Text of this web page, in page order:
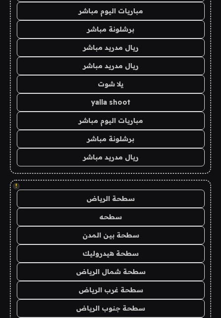
مباريات اليوم مباشر
برشلونة مباشر
ريال مدريد مباشر
ريال مدريد مباشر
يلا شوت
yalla shoot
مباريات اليوم مباشر
برشلونة مباشر
ريال مدريد مباشر
!
سطحة الرياض
سطحه
سطحة بين المدن
سطحة هيدروليك
سطحة شمال الرياض
سطحة غرب الرياض
سطحة جنوب الرياض